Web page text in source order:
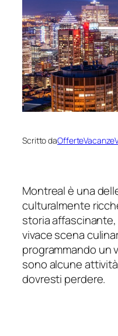
Scritto da
Montreal è una
culturalmente
storia
vivace scena
programmando un
sono alcune
dovresti perdere.